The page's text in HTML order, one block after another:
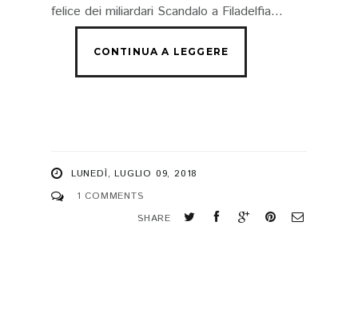
felice dei miliardari Scandalo a Filadelfia...
LUNEDÌ, LUGLIO 09, 2018
1 COMMENTS
SHARE